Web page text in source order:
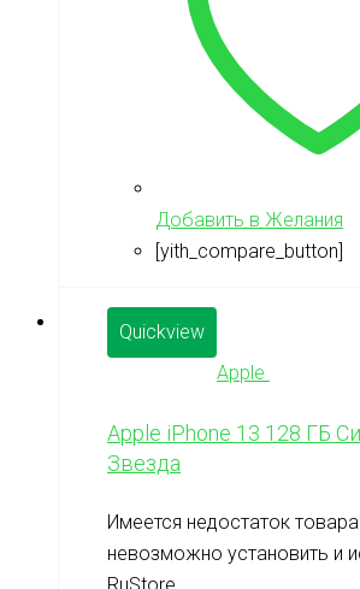
Добавить в Желания
[yith_compare_button]
Quickview
Apple
Apple iPhone 13 128 ГБ
Звезда
Имеется недостаток
невозможно установить и